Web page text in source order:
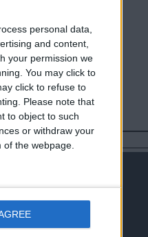
personal data,
and content,
your permission we
You may click to
click to refuse to
Please note that
to object to such
or withdraw your
the webpage.Buscar:
Top